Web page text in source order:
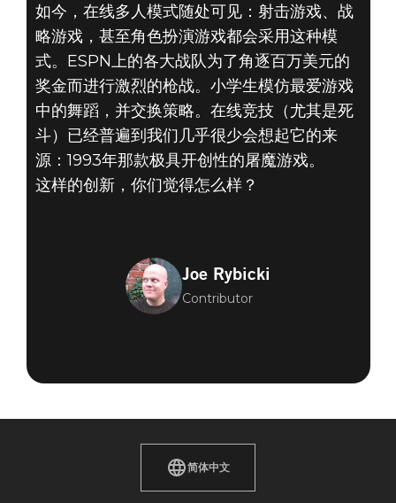
如今，在线多人模式随处可见：射击游戏、战
略游戏，甚至角色扮演游戏都会采用这种模
式。ESPN上的各大战队为了角逐百万美元的
奖金而进行激烈的枪战。小学生模仿最爱游戏
中的舞蹈，并交换策略。在线竞技（尤其是死
斗）已经普遍到我们几乎很少会想起它的来
源：1993年那款极具开创性的屠魔游戏。
这样的创新，你们觉得怎么样？
Joe Rybicki
Contributor
简体中文